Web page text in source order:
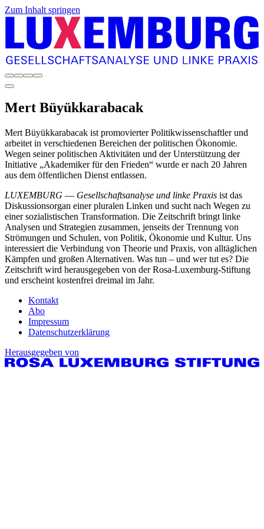
Zum Inhalt springen
Mert Büyükkarabacak
Mert Büyükkarabacak ist promovierter Politikwissenschaftler und
arbeitet in verschiedenen Bereichen der politischen Ökonomie.
Wegen seiner politischen Aktivitäten und der Unterstützung der
Initiative „Akademiker für den Frieden“ wurde er nach 20 Jahren
aus dem öffentlichen Dienst entlassen.
LUXEMBURG — Gesellschaftsanalyse und linke Praxis ist das
Diskussionsorgan einer pluralen Linken und sucht nach Wegen zu
einer sozialistischen Transformation. Die Zeitschrift bringt linke
Analysen und Strategien zusammen, jenseits der Trennung von
Strömungen und Schulen, von Politik, Ökonomie und Kultur. Uns
interessiert die Verbindung von Theorie und Praxis, von alltäglichen
Kämpfen und großen Alternativen. Was tun – und wer tut es? Die
Zeitschrift wird herausgegeben von der Rosa-Luxemburg-Stiftung
und erscheint kostenfrei dreimal im Jahr.
Kontakt
Abo
Impressum
Datenschutzerklärung
Herausgegeben von